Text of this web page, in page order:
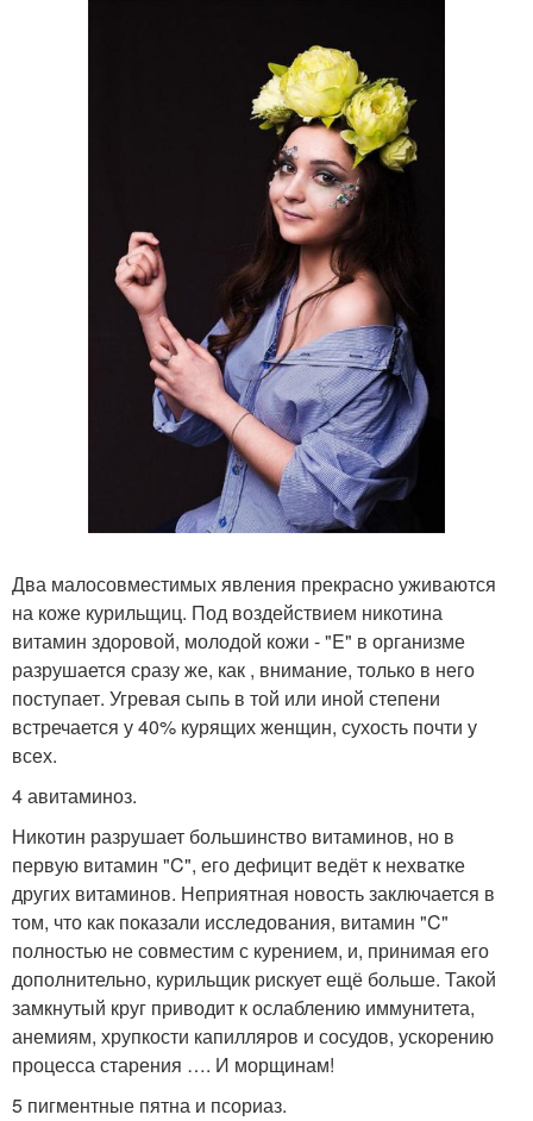
Два малосовместимых явления прекрасно уживаются
на коже курильщиц. Под воздействием никотина
витамин здоровой, молодой кожи - "E" в организме
разрушается сразу же, как , внимание, только в него
поступает. Угревая сыпь в той или иной степени
встречается у 40% курящих женщин, сухость почти у
всех.
4 авитаминоз.
Никотин разрушает большинство витаминов, но в
первую витамин "C", его дефицит ведёт к нехватке
других витаминов. Неприятная новость заключается в
том, что как показали исследования, витамин "C"
полностью не совместим с курением, и, принимая его
дополнительно, курильщик рискует ещё больше. Такой
замкнутый круг приводит к ослаблению иммунитета,
анемиям, хрупкости капилляров и сосудов, ускорению
процесса старения …. И морщинам!
5 пигментные пятна и псориаз.